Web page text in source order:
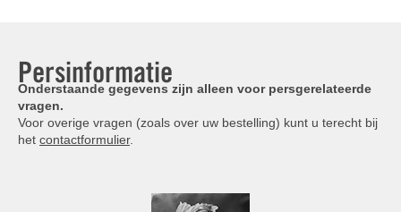
Persinformatie
Onderstaande gegevens zijn alleen voor persgerelateerde
vragen.
Voor overige vragen (zoals over uw bestelling) kunt u terecht bij
het contactformulier.